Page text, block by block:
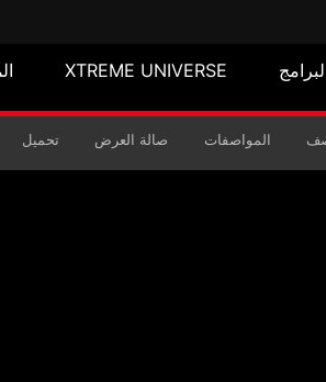
XTREME UNIVERSE
D45G
المواصفات صالة العرض تحميل